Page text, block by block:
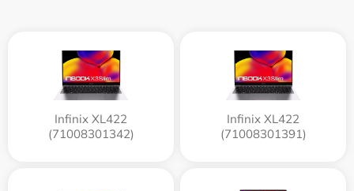
Infinix XL422
(71008301342)
Infinix XL422
(71008301391)